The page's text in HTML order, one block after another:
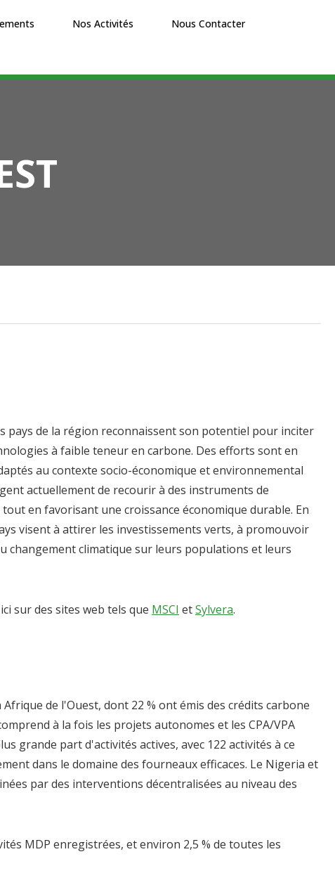
Nos Activités
Nous Contacter
pays de la région reconnaissent son potentiel pour inciter
à faible teneur en carbone. Des efforts sont en
au contexte socio-économique et environnemental
actuellement de recourir à des instruments de
en favorisant une croissance économique durable. En
visent à attirer les investissements verts, à promouvoir
changement climatique sur leurs populations et leurs
sur des sites web tels que MSCI etSylvera.
de l'Ouest, dont 22 % ont émis des crédits carbone
à la fois les projets autonomes et les CPA/VPA
grande part d'activités actives, avec 122 activités à ce
dans le domaine des fourneaux efficaces. Le Nigeria et
par des interventions décentralisées au niveau des
MDP enregistrées, et environ 2,5 % de toutes les